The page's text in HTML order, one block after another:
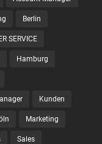
Berlin
SERVICE
Hamburg
Kunden
Marketing
Sales